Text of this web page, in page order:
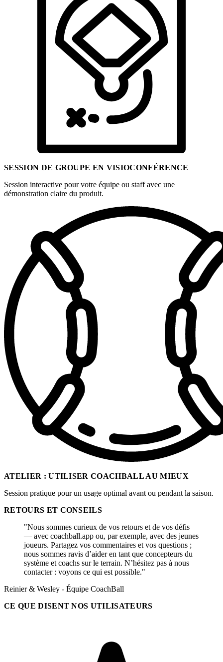
SESSION DE GROUPE EN VISIOCONFÉRENCE
Session interactive pour votre équipe ou staff avec une
démonstration claire du produit.
ATELIER : UTILISER COACHBALL AU MIEUX
Session pratique pour un usage optimal avant ou pendant la saison.
RETOURS ET CONSEILS
"Nous sommes curieux de vos retours et de vos défis
— avec coachball.app ou, par exemple, avec des jeunes
joueurs. Partagez vos commentaires et vos questions ;
nous sommes ravis d’aider en tant que concepteurs du
système et coachs sur le terrain. N’hésitez pas à nous
contacter : voyons ce qui est possible."
Reinier & Wesley - Équipe CoachBall
CE QUE DISENT NOS UTILISATEURS